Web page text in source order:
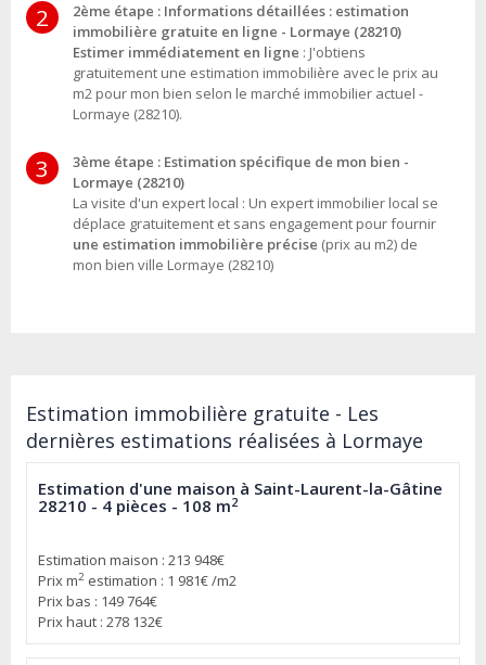
2
2ème étape : Informations détaillées : estimation
immobilière gratuite en ligne - Lormaye (28210)
Estimer immédiatement en ligne : J'obtiens
gratuitement une estimation immobilière avec le prix au
m2 pour mon bien selon le marché immobilier actuel -
Lormaye (28210).
3
3ème étape : Estimation spécifique de mon bien -
Lormaye (28210)
La visite d'un expert local : Un expert immobilier local se
déplace gratuitement et sans engagement pour fournir
une estimation immobilière précise (prix au m2) de
mon bien ville Lormaye (28210)
Estimation immobilière gratuite - Les
dernières estimations réalisées à Lormaye
Estimation d'une maison à Saint-Laurent-la-Gâtine
28210 - 4 pièces - 108 m2
Estimation maison : 213 948€
Prix m2 estimation : 1 981€ /m2
Prix bas : 149 764€
Prix haut : 278 132€